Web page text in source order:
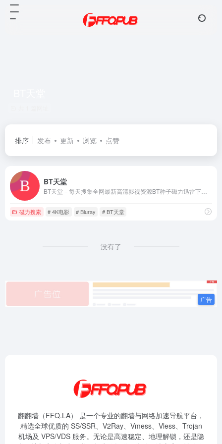
排序 发布 更新 浏览 点赞
BT天堂
磁力搜索 # 4K电影 # Bluray # BT天堂
没有了
翻翻墙（FFQ.LA） 是一个专业的翻墙与网络加速导航平台，
精选全球优质的 SS/SSR、V2Ray、Vmess、Vless、Trojan
机场及 VPS/VDS 服务。无论是高速稳定、地理解锁，还是隐